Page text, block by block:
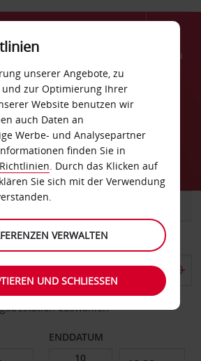
Menü
Moree
auswählen
ENDDATUM
unserer Angebote, zu
und zur Optimierung Ihrer
Website benutzen wir
auch Daten an
Werbe- und Analysepartner
finden Sie in
. Durch das Klicken auf
Sie sich mit der Verwendung
VERWALTEN
UND SCHLIESSEN